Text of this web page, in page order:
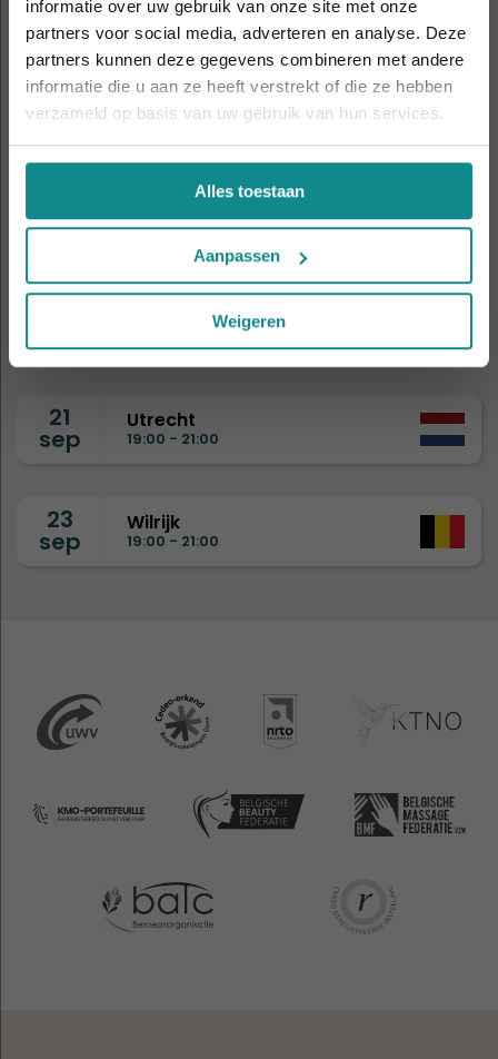
informatie over uw gebruik van onze site met onze
partners voor social media, adverteren en analyse. Deze
partners kunnen deze gegevens combineren met andere
informatie die u aan ze heeft verstrekt of die ze hebben
verzameld op basis van uw gebruik van hun services.
Alles toestaan
Aanpassen
Weigeren
5
sep
Amsterdam
11:00 - 14:00
8 Drongen
9
sep
Eindhoven
19:00 - 21:00
21
sep
Utrecht
19:00 - 21:00
23
sep
Wilrijk
19:00 - 21:00
De hittegolf houdt aan... onze actie ook! 10%
korting verlengd t.e.m. 7 augustus 2026.
Sluiten